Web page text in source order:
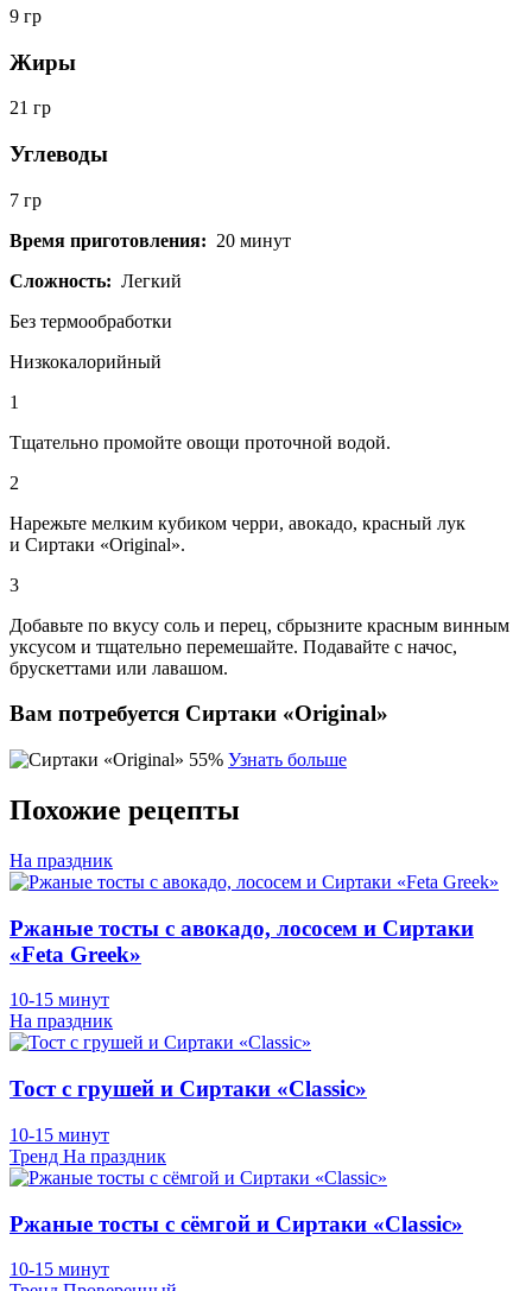
9 гр
Жиры
21 гр
Углеводы
7 гр
Время приготовления: 20 минут
Сложность: Легкий
Без термообработки
Низкокалорийный
1
Tщательно промойте овощи проточной водой.
2
Нарежьте мелким кубиком черри, авокадо, красный лук
и Сиртаки «Original».
3
Добавьте по вкусу соль и перец, сбрызните красным винным
уксусом и тщательно перемешайте. Подавайте с начос,
брускеттами или лавашом.
Вам потребуется Сиртаки «Original»
Узнать больше
Похожие рецепты
На праздник
Ржаные тосты с авокадо, лососем и Сиртаки
«Feta Greek»
10-15 минут
На праздник
Тост с грушей и Сиртаки «Classic»
10-15 минут
Тренд На праздник
Ржаные тосты с сёмгой и Сиртаки «Classic»
10-15 минут